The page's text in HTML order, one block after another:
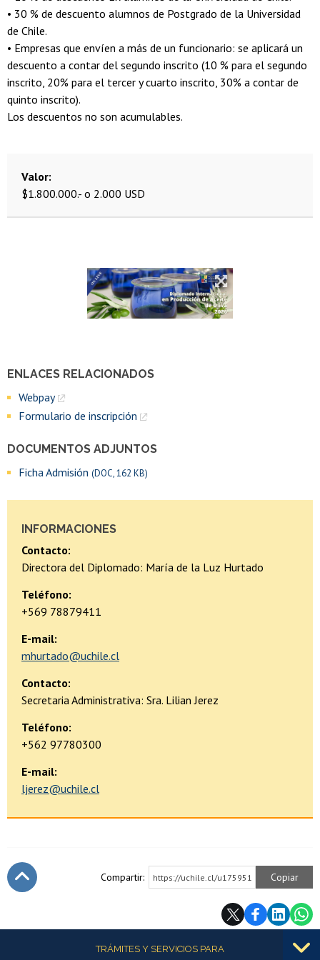
ENLACES RELACIONADOS
Webpay
Formulario de inscripción
DOCUMENTOS ADJUNTOS
Ficha Admisión (DOC, 162 KB)
INFORMACIONES
Contacto:
Directora del Diplomado: María de la Luz Hurtado
Teléfono:
+569 78879411
E-mail:
mhurtado@uchile.cl
Contacto:
Secretaria Administrativa: Sra. Lilian Jerez
Teléfono:
+562 97780300
E-mail:
ljerez@uchile.cl
• 30 % de descuento alumnos de Postgrado de la Universidad
de Chile.
• Empresas que envíen a más de un funcionario: se aplicará un
descuento a contar del segundo inscrito (10 % para el segundo
inscrito, 20% para el tercer y cuarto inscrito, 30% a contar de
quinto inscrito).
Los descuentos no son acumulables.
Valor
$1.800.000.- o 2.000 USD
Compartir: https://uchile.cl/u175951 Copiar
Más informaciónTRÁMITES Y SERVICIOS PARA